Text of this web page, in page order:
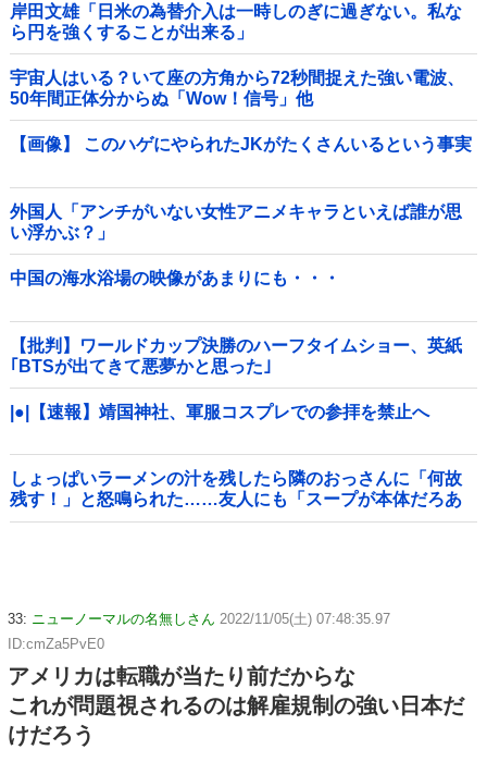
岸田文雄「日米の為替介入は一時しのぎに過ぎない。私な
ら円を強くすることが出来る」
宇宙人はいる？いて座の方角から72秒間捉えた強い電波、
50年間正体分からぬ「Wow！信号」他
【画像】 このハゲにやられたJKがたくさんいるという事実
外国人「アンチがいない女性アニメキャラといえば誰が思
い浮かぶ？」
中国の海水浴場の映像があまりにも・・・
【批判】ワールドカップ決勝のハーフタイムショー、英紙
｢BTSが出てきて悪夢かと思った｣
|●|【速報】靖国神社、軍服コスプレでの参拝を禁止へ
しょっぱいラーメンの汁を残したら隣のおっさんに「何故
残す！」と怒鳴られた……友人にも「スープが本体だろあ
り得ない」と説教されたんだが、塩分過剰だし味の好みは
33: ニューノーマルの名無しさん 2022/11/05(土) 07:48:35.97
ID:cmZa5PvE0
アメリカは転職が当たり前だからな
これが問題視されるのは解雇規制の強い日本だ
けだろう